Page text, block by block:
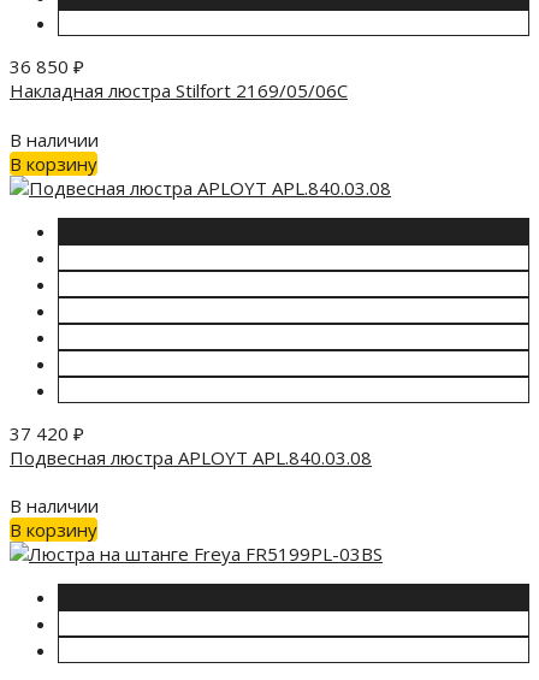
36 850 ₽
Накладная люстра Stilfort 2169/05/06C
В наличии
В корзину
37 420 ₽
Подвесная люстра APLOYT APL.840.03.08
В наличии
В корзину